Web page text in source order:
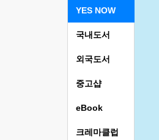
YES NOW
국내도서
외국도서
중고샵
eBook
크레마클럽